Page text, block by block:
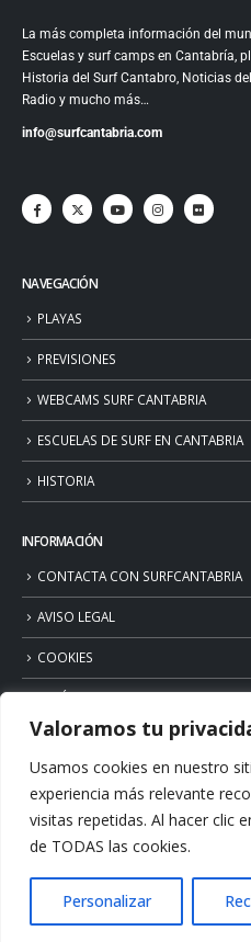
Valoramos tu
Usamos cookies en nuestro
experiencia más relevante
visitas repetidas. Al hacer clic
de TODAS las cookies.
Personalizar
La más completa información del
Escuelas y surf camps en Cantabría,
Historia del Surf Cantabro, Noticias
Radio y mucho más…
info@surfcantabria.com
NAVEGACIÓN
PLAYAS
PREVISIONES
WEBCAMS SURF CANTABRIA
ESCUELAS DE SURF EN CANTABRIA
HISTORIA
INFORMACIÓN
CONTACTA CON SURFCANTABRIA
AVISO LEGAL
COOKIES
POLÍTICA DE PRIVACIDAD
© Copyright 2026. Surfcantabria.com. All